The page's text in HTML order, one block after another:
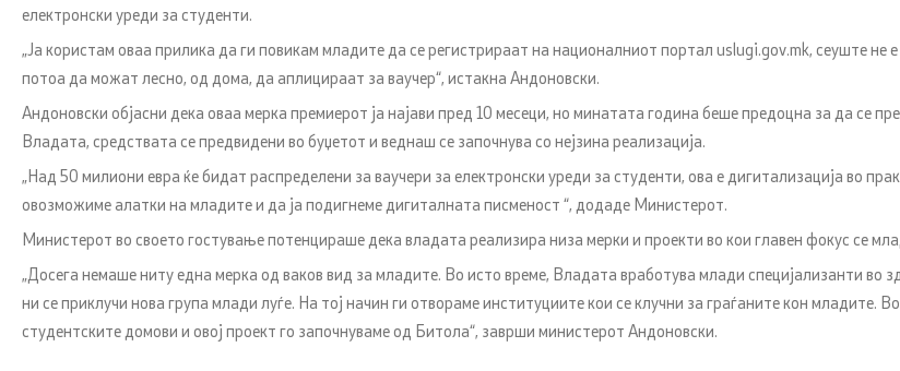
Јавни набавки
електронски уреди за студенти.
„Ја користам оваа прилика да ги повикам младите да се регистрираат на националниот портал uslugi.gov.mk, сеуште не
потоа да можат лесно, од дома, да аплицираат за ваучер“, истакна Андоновски.
Андоновски објасни дека оваа мерка премиерот ја најави пред 10 месеци, но минатата година беше предоцна за да се
Владата, средствата се предвидени во буџетот и веднаш се започнува со нејзина реализација.
„Над 50 милиони евра ќе бидат распределени за ваучери за електронски уреди за студенти, ова е дигитализација во
овозможиме алатки на младите и да ја подигнеме дигиталната писменост “, додаде Министерот.
Министерот во своето гостување потенцираше дека владата реализира низа мерки и проекти во кои главен фокус се
„Досега немаше ниту една мерка од ваков вид за младите. Во исто време, Владата вработува млади специјализанти
ни се приклучи нова група млади луѓе. На тој начин ги отвораме институциите кои се клучни за граѓаните кон
студентските домови и овој проект го започнуваме од Битола“, заврши министерот Андоновски.